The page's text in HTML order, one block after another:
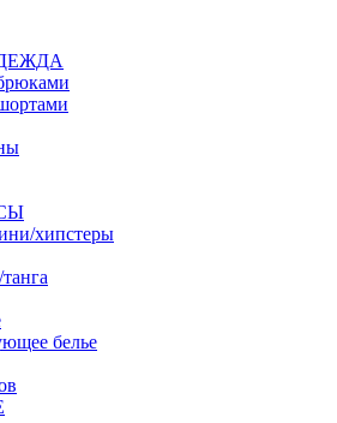
хипстеры
белье